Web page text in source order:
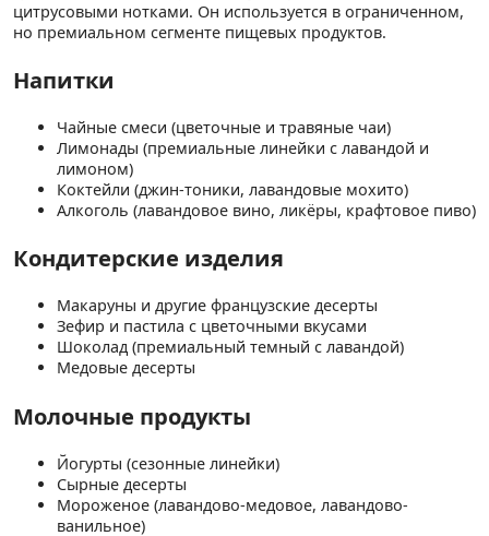
цитрусовыми нотками. Он используется в ограниченном,
но премиальном сегменте пищевых продуктов.
Напитки
Чайные смеси (цветочные и травяные чаи)
Лимонады (премиальные линейки с лавандой и
лимоном)
Коктейли (джин-тоники, лавандовые мохито)
Алкоголь (лавандовое вино, ликёры, крафтовое пиво)
Кондитерские изделия
Макаруны и другие французские десерты
Зефир и пастила с цветочными вкусами
Шоколад (премиальный темный с лавандой)
Медовые десерты
Молочные продукты
Йогурты (сезонные линейки)
Сырные десерты
Мороженое (лавандово-медовое, лавандово-
ванильное)